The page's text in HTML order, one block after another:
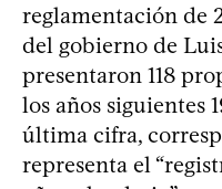
reglamentación de
del gobierno de
presentaron 118
los años siguientes
última cifra,
representa el